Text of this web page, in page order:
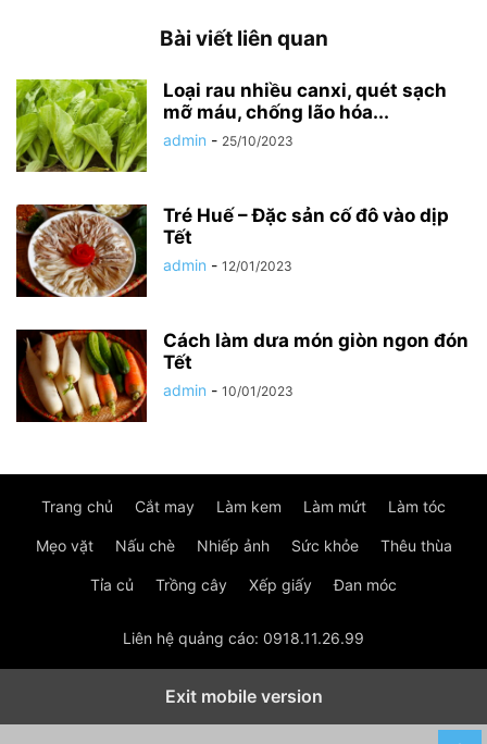
Bài viết liên quan
Loại rau nhiều canxi, quét sạch
mỡ máu, chống lão hóa...
admin - 25/10/2023
Tré Huế – Đặc sản cố đô vào dịp
Tết
admin - 12/01/2023
Cách làm dưa món giòn ngon đón
Tết
admin - 10/01/2023
Trang chủ Cắt may Làm kem Làm mứt Làm tóc
Mẹo vặt Nấu chè Nhiếp ảnh Sức khỏe Thêu thùa
Tỉa củ Trồng cây Xếp giấy Đan móc
Liên hệ quảng cáo: 0918.11.26.99
Exit mobile version